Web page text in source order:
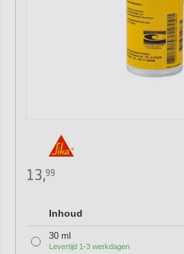
13,99
Inhoud
30 ml
Levertijd 1-3 werkdagen